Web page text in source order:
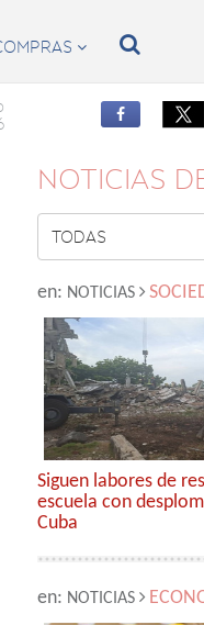
 

NOTICIAS
TODAS
en: NOTICIAS
Siguen labores de
escuela con
Cuba
en: NOTICIAS